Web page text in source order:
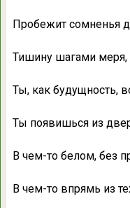
Пробежит сомненья
Тишину шагами меря,
Ты, как будущность,
Ты появишься из
В чем-то белом, без
В чем-то впрямь из